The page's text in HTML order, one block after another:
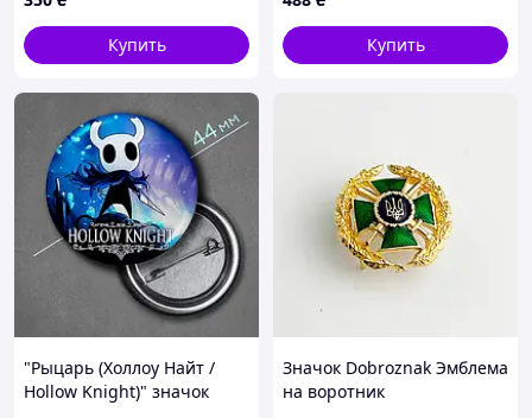
Купить
Купить
"Рыцарь (Холлоу Найт /
Hollow Knight)" значок
Значок Dobroznak Эмблема
на воротник